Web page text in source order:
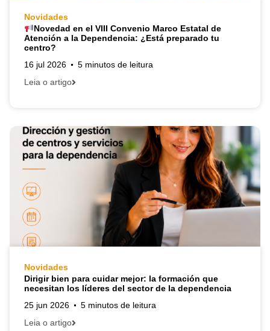
Novidades
Novedad en el VIII Convenio Marco Estatal de
Atención a la Dependencia: ¿Está preparado tu
centro?
16 jul 2026
5 minutos de leitura
Leia o artigo
Novidades
Dirigir bien para cuidar mejor: la formación que
necesitan los líderes del sector de la dependencia
25 jun 2026
5 minutos de leitura
Leia o artigo